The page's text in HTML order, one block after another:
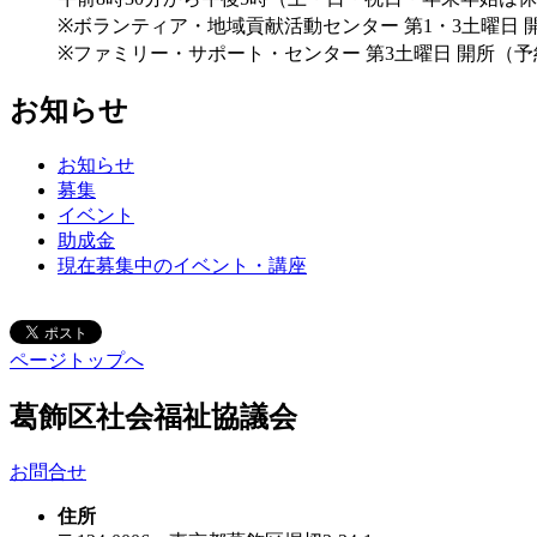
※ボランティア・地域貢献活動センター 第1・3土曜日
※ファミリー・サポート・センター 第3土曜日 開所（予
お知らせ
お知らせ
募集
イベント
助成金
現在募集中のイベント・講座
ページトップへ
葛飾区社会福祉協議会
お問合せ
住所